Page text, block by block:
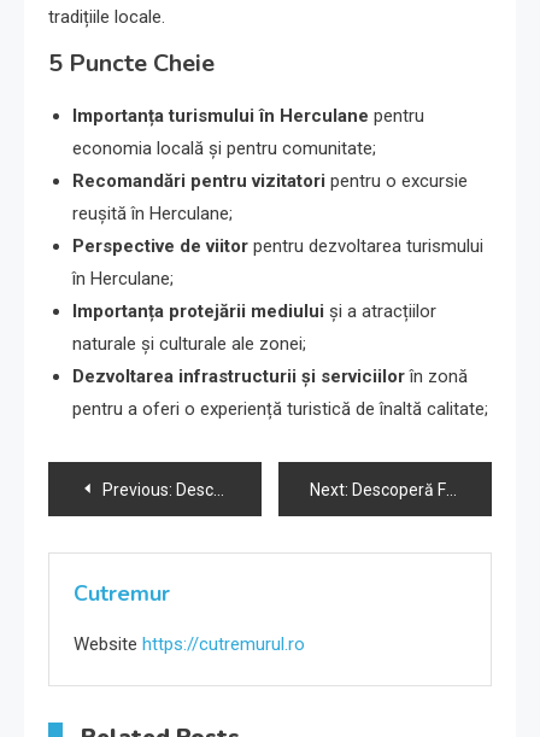
tradițiile locale.
5 Puncte Cheie
Importanța turismului în Herculane pentru
economia locală și pentru comunitate;
Recomandări pentru vizitatori pentru o excursie
reușită în Herculane;
Perspective de viitor pentru dezvoltarea turismului
în Herculane;
Importanța protejării mediului și a atracțiilor
naturale și culturale ale zonei;
Dezvoltarea infrastructurii și serviciilorîn zonă
pentru a oferi o experiență turistică de înaltă calitate;
Navigare
în
articole
Previous: Descoperă frumusețea județului Sibiu și obiectivele sale turistice. Next: Descoperă Frumusețile Indiei, Țara Miracolelor.
Cutremur
Website https://cutremurul.ro